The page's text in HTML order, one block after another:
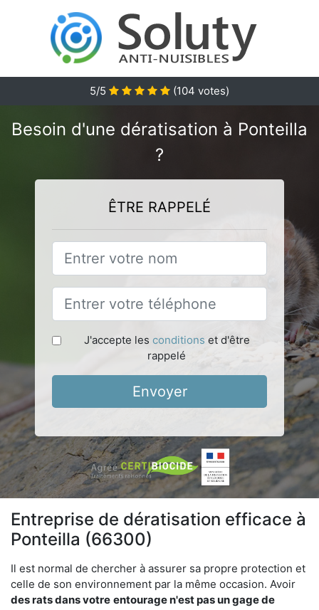
5/5 (104 votes)
Besoin d'une dératisation à Ponteilla
?
ÊTRE RAPPELÉ
J'accepte les conditions et d'être
rappelé
Envoyer
Entreprise de dératisation efficace à
Ponteilla (66300)
Il est normal de chercher à assurer sa propre protection et
celle de son environnement par la même occasion. Avoir
des rats dans votre entourage n'est pas un gage de